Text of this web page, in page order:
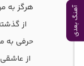
آهنگ بعدی
هرگز به
از
حرفی به
از